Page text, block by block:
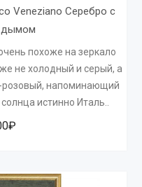
Veneziano Серебро с
дымом
похоже на зеркало
не холодный и серый, а
розовый, напоминающий
истинно Италь..